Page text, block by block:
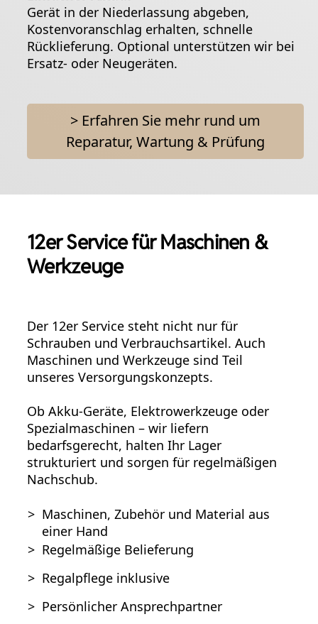
Gerät in der Niederlassung abgeben,
Kostenvoranschlag erhalten, schnelle
Rücklieferung. Optional unterstützen wir bei
Ersatz- oder Neugeräten.
> Erfahren Sie mehr rund um
Reparatur, Wartung & Prüfung
12er Service für Maschinen &
Werkzeuge
Der 12er Service steht nicht nur für
Schrauben und Verbrauchsartikel. Auch
Maschinen und Werkzeuge sind Teil
unseres Versorgungskonzepts.
Ob Akku-Geräte, Elektrowerkzeuge oder
Spezialmaschinen – wir liefern
bedarfsgerecht, halten Ihr Lager
strukturiert und sorgen für regelmäßigen
Nachschub.
> Maschinen, Zubehör und Material aus
einer Hand
> Regelmäßige Belieferung
> Regalpflege inklusive
> Persönlicher Ansprechpartner